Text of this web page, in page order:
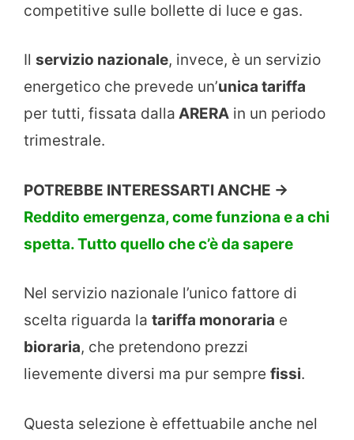
competitive sulle bollette di luce e gas.
Il servizio nazionale, invece, è un servizio
energetico che prevede un’unica tariffa
per tutti, fissata dalla ARERA in un periodo
trimestrale.
POTREBBE INTERESSARTI ANCHE ->
Reddito emergenza, come funziona e a chi
spetta. Tutto quello che c’è da sapere
Nel servizio nazionale l’unico fattore di
scelta riguarda la tariffa monoraria e
bioraria, che pretendono prezzi
lievemente diversi ma pur sempre fissi.
Questa selezione è effettuabile anche nel